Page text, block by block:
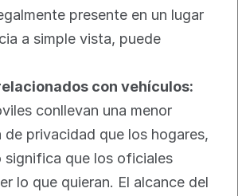
presente en un lugar
a simple vista, puede
con vehículos:
conllevan una menor
privacidad que los hogares,
significa que los oficiales
lo que quieran. El alcance del